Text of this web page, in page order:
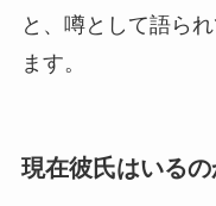
と、噂として語ら
ます。
現在彼氏はいるの